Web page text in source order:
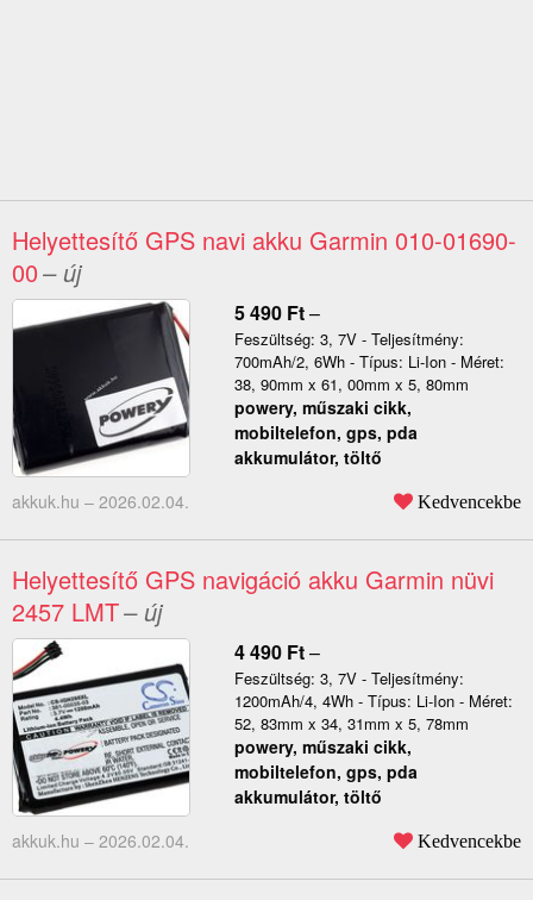
Helyettesítő GPS navi akku Garmin 010-01690-
00– új
5 490 Ft–
Feszültség: 3, 7V - Teljesítmény:
700mAh/2, 6Wh - Típus: Li-Ion - Méret:
38, 90mm x 61, 00mm x 5, 80mm
powery, műszaki cikk,
mobiltelefon, gps, pda
akkumulátor, töltő
akkuk.hu – 2026.02.04. Kedvencekbe
Helyettesítő GPS navigáció akku Garmin nüvi
2457 LMT– új
4 490 Ft–
Feszültség: 3, 7V - Teljesítmény:
1200mAh/4, 4Wh - Típus: Li-Ion - Méret:
52, 83mm x 34, 31mm x 5, 78mm
powery, műszaki cikk,
mobiltelefon, gps, pda
akkumulátor, töltő
akkuk.hu – 2026.02.04. Kedvencekbe